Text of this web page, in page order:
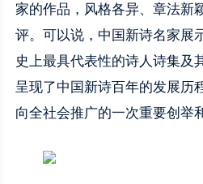
家的作品，风格各异、章法新
评。可以说，中国新诗名家展
史上最具代表性的诗人诗集及
呈现了中国新诗百年的发展历
向全社会推广的一次重要创举